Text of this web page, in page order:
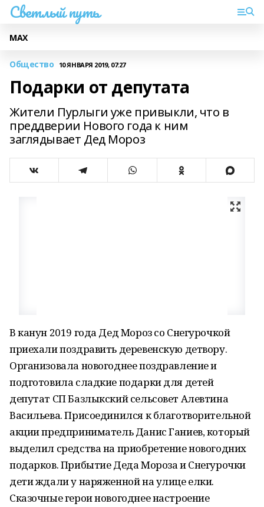
Светлый путь
МАХ
Общество 10 ЯНВАРЯ 2019, 07:27
Подарки от депутата
Жители Пурлыги уже привыкли, что в
преддверии Нового года к ним
заглядывает Дед Мороз
В канун 2019 года Дед Мороз со Снегурочкой
приехали поздравить деревенскую детвору.
Организовала новогоднее поздравление и
подготовила сладкие подарки для детей
депутат СП Базлыкский сельсовет Алевтина
Васильева. Присоединился к благотворительной
акции предприниматель Данис Ганиев, который
выделил средства на приобретение новогодних
подарков. Прибытие Деда Мороза и Снегурочки
дети ждали у наряженной на улице елки.
Сказочные герои новогоднее настроение